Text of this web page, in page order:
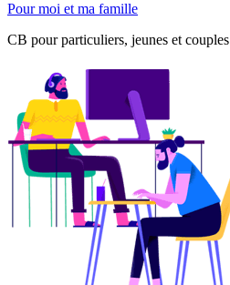
Pour moi et ma famille
CB pour particuliers, jeunes et couples